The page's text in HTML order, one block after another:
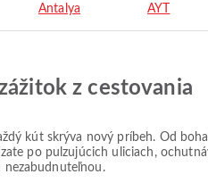
Antalya AYT
z cestovania
kút skrýva nový príbeh. Od
po pulzujúcich uliciach,
nezabudnuteľnou.